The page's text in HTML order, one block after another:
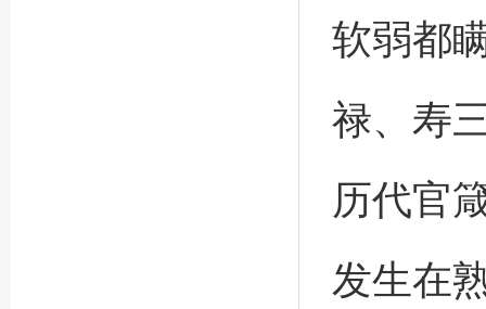
软弱都
禄、寿
历代官
发生在